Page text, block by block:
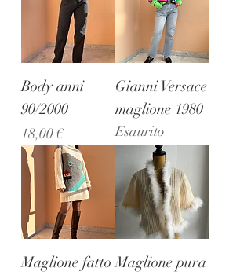
Body anni
90/2000
Prezzo
18,00 €
Gianni Versace
maglione 1980
Esaurito
Maglione fatto Maglione pura